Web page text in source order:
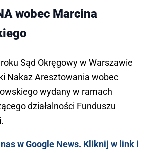
wobec Marcina
Sąd Okręgowy w Warszawie
Nakaz Aresztowania wobec
wydany w ramach
działalności Funduszu
w Google News. Kliknij w link i